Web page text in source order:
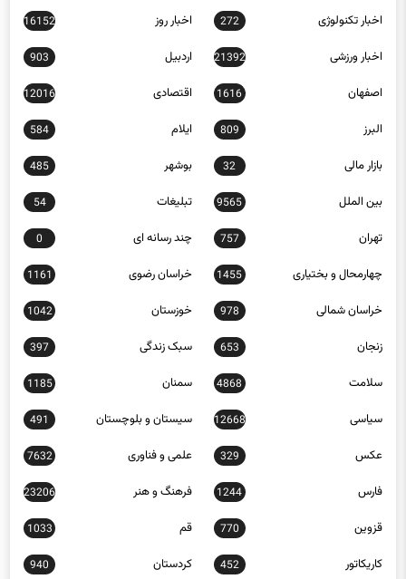
اخبار تکنولوژی 272 اخبار روز 16152
اخبار ورزشی 21392 اردبیل 903
اصفهان 1616 اقتصادی 12016
البرز 809 ایلام 584
بازار مالی 32 بوشهر 485
بین الملل 9565 تبلیغات 54
تهران 757 چند رسانه ای 0
چهارمحال و بختیاری 1455 خراسان رضوی 1161
خراسان شمالی 978 خوزستان 1042
زنجان 653 سبک زندگی 397
سلامت 4868 سمنان 1185
سیاسی 12668 سیستان و بلوچستان 491
عکس 329 علمی و فناوری 7632
فارس 1244 فرهنگ و هنر 23206
قزوین 770 قم 1033
کاریکاتور 452 کردستان 940